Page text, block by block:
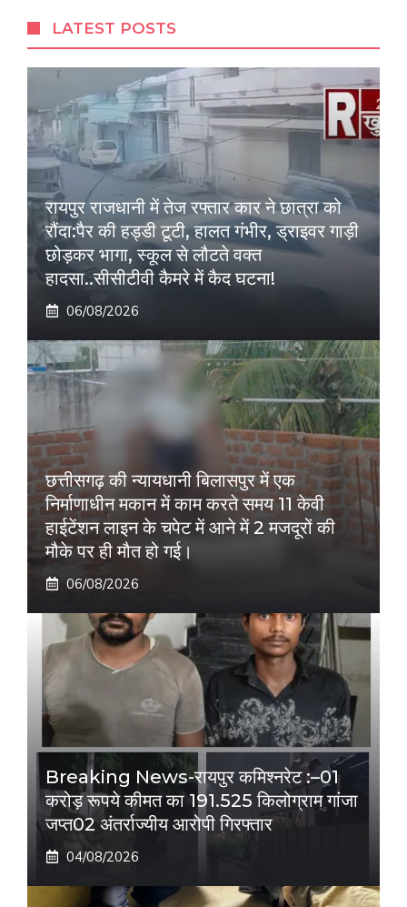
LATEST POSTS
रायपुर राजधानी में तेज रफ्तार कार ने छात्रा को
रौंदा:पैर की हड्डी टूटी, हालत गंभीर, ड्राइवर गाड़ी
छोड़कर भागा, स्कूल से लौटते वक्त
हादसा..सीसीटीवी कैमरे में कैद घटना!
06/08/2026
छत्तीसगढ़ की न्यायधानी बिलासपुर में एक
निर्माणाधीन मकान में काम करते समय 11 केवी
हाईटेंशन लाइन के चपेट में आने में 2 मजदूरों की
मौके पर ही मौत हो गई।
06/08/2026
Breaking News-रायपुर कमिश्नरेट :–01
करोड़ रूपये कीमत का 191.525 किलोग्राम गांजा
जप्त02 अंतर्राज्यीय आरोपी गिरफ्तार
04/08/2026